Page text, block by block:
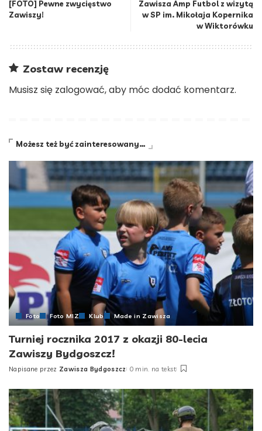
[FOTO] Pewne zwycięstwo
Zawiszy!
Zawisza Amp Futbol z wizytą
w SP im. Mikołaja Kopernika
w Wiktorówku
Zostaw recenzję
Musisz się zalogować, aby móc dodać komentarz.
Możesz też być zainteresowany…
Foto Foto MIZ Klub Made in Zawisza
Turniej rocznika 2017 z okazji 80-lecia
Zawiszy Bydgoszcz!
Posted
Napisane przez Zawisza Bydgoszcz 0 min. na tekst